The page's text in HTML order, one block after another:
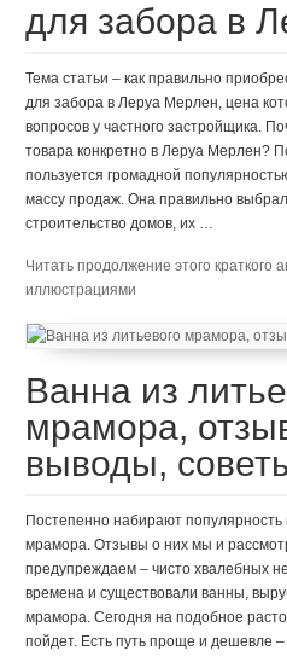
для забора в
Тема статьи – как правильно
для забора в Леруа Мерлен, цена
вопросов у частного застройщика.
товара конкретно в Леруа Мерлен?
пользуется громадной
массу продаж. Она правильно
строительство домов, их …
Читать продолжение этого краткого
иллюстрациями
Ванна из
мрамора,
выводы,
Постепенно набирают популярность
мрамора. Отзывы о них мы и
предупреждаем – чисто хвалебных
времена и существовали ванны,
мрамора. Сегодня на подобное
пойдет. Есть путь проще и дешевле –